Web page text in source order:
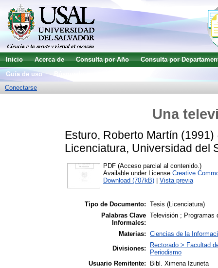
Inicio Acerca de Consulta por Año
Consulta por
Guía de uso
Conectarse
Una
Esturo, Roberto Martín (1991)
Licenciatura, Universidad del
PDF (Acceso parcial al contenido.)
Available under License Creative
Download (707kB)
Vista previa
Tipo de Documento: Tesis (Licenciatura)
Palabras Clave
Informales:
Televisión ; Programas
Materias: Ciencias de la
Divisiones:
Rectorado > Facultad
Periodismo
Usuario Remitente:
Bibl. Ximena Izurieta